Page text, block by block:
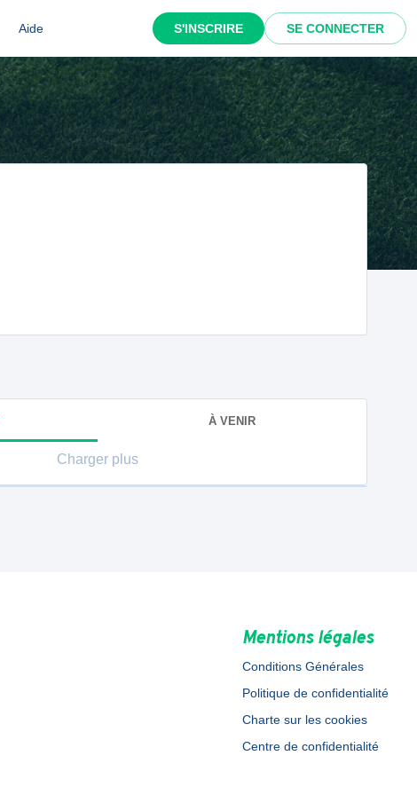
Aide S'INSCRIRE SE CONNECTER
À VENIR
Charger plus
Mentions légales
Conditions Générales
Politique de confidentialité
Charte sur les cookies
Centre de confidentialité